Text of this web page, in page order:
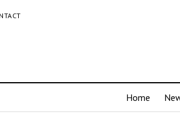
Home